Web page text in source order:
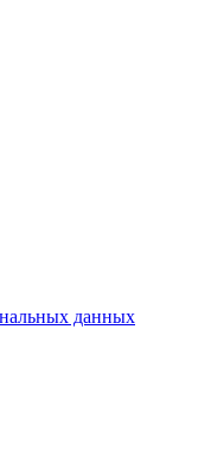
данных